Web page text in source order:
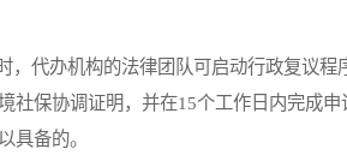
代办机构的法律团队可启动行政复议程
社保协调证明，并在15个工作日内完成
具备的。